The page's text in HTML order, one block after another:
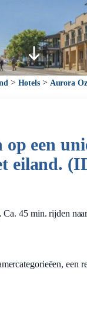
> Hotels> Aurora
een
eiland.
45 min. rijden
een